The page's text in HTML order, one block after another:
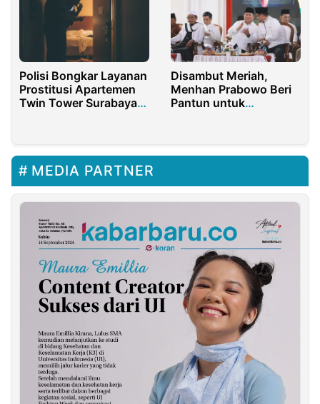
Polisi Bongkar Layanan
Prostitusi Apartemen
Twin Tower Surabaya,
Disambut Meriah,
Menhan Prabowo Beri
Pantun untuk
MEDIA PARTNER